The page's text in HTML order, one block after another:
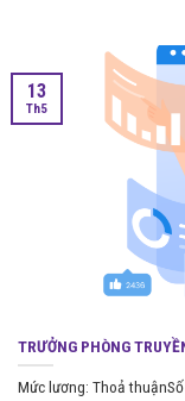
TRƯỞNG PHÒNG
Mức lương: Thoả
13
Th5